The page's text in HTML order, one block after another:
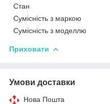
Стан
Сумісність з маркою
Сумісність з моделлю
Приховати
Умови доставки
Нова Пошта